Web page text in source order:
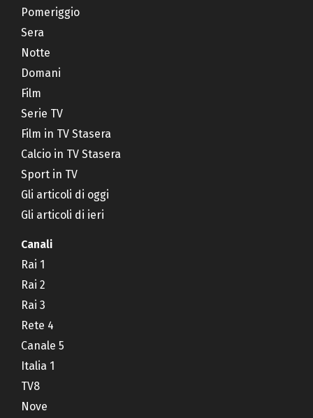
Pomeriggio
Sera
Notte
Domani
Film
Serie TV
Film in TV Stasera
Calcio in TV Stasera
Sport in TV
Gli articoli di oggi
Gli articoli di ieri
Canali
Rai 1
Rai 2
Rai 3
Rete 4
Canale 5
Italia 1
TV8
Nove